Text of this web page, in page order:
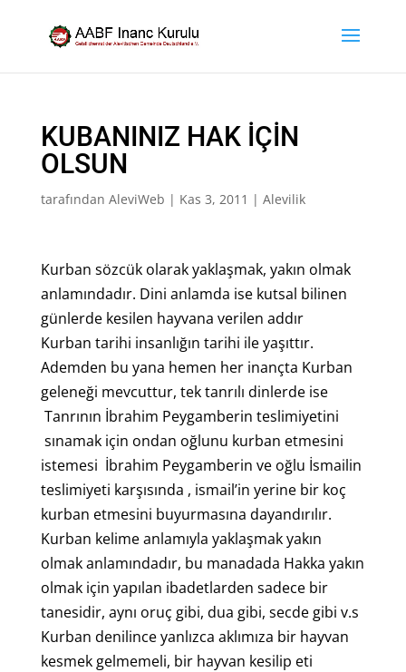
KUBANINIZ HAK İÇİN
OLSUN
tarafından AleviWeb | Kas 3, 2011 | Alevilik
Kurban sözcük olarak yaklaşmak, yakın olmak
anlamındadır. Dini anlamda ise kutsal bilinen
günlerde kesilen hayvana verilen addır
Kurban tarihi insanlığın tarihi ile yaşıttır.
Ademden bu yana hemen her inançta Kurban
geleneği mevcuttur, tek tanrılı dinlerde ise
Tanrının İbrahim Peygamberin teslimiyetini
sınamak için ondan oğlunu kurban etmesini
istemesi İbrahim Peygamberin ve oğlu İsmailin
teslimiyeti karşısında , ismail’in yerine bir koç
kurban etmesini buyurmasına dayandırılır.
Kurban kelime anlamıyla yaklaşmak yakın
olmak anlamındadır, bu manadada Hakka yakın
olmak için yapılan ibadetlarden sadece bir
tanesidir, aynı oruç gibi, dua gibi, secde gibi v.s
Kurban denilince yanlızca aklımıza bir hayvan
kesmek gelmemeli, bir hayvan kesilip eti